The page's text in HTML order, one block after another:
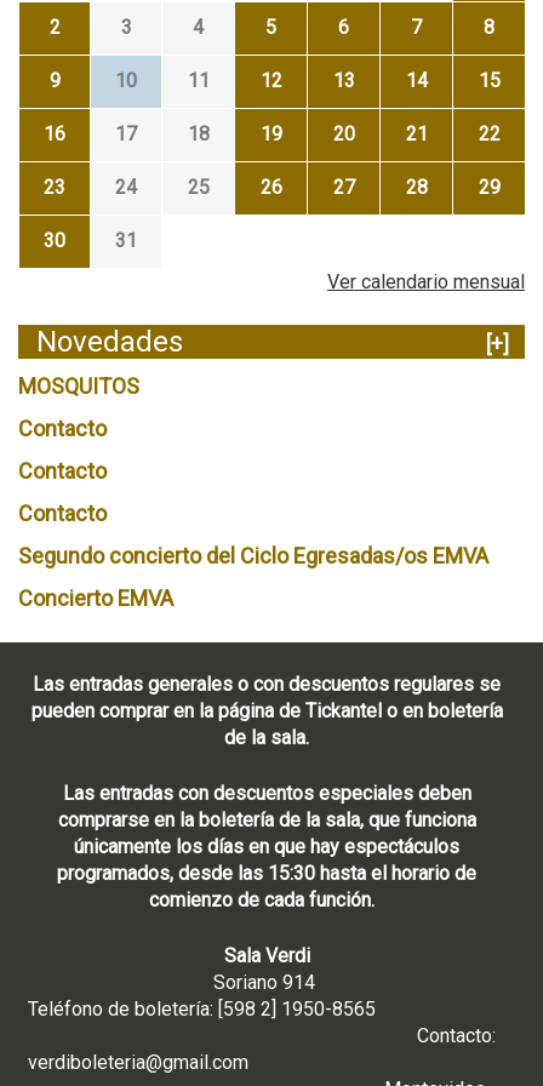
2 3 4 5 6 7 8
9 10 11 12 13 14 15
16 17 18 19 20 21 22
23 24 25 26 27 28 29
30
31
Ver calendario mensual
Novedades
[+]
MOSQUITOS
Contacto
Contacto
Contacto
Segundo concierto del Ciclo Egresadas/os EMVA
Concierto EMVA
Las entradas generales o con descuentos regulares se
pueden comprar en la página de Tickantel o en boletería
de la sala.
Las entradas con descuentos especiales deben
comprarse en la boletería de la sala, que funciona
únicamente los días en que hay espectáculos
programados, desde las 15:30 hasta el horario de
comienzo de cada función.
Sala Verdi
Soriano 914
Teléfono de boletería: [598 2] 1950-8565
Contacto:
verdiboleteria@gmail.com